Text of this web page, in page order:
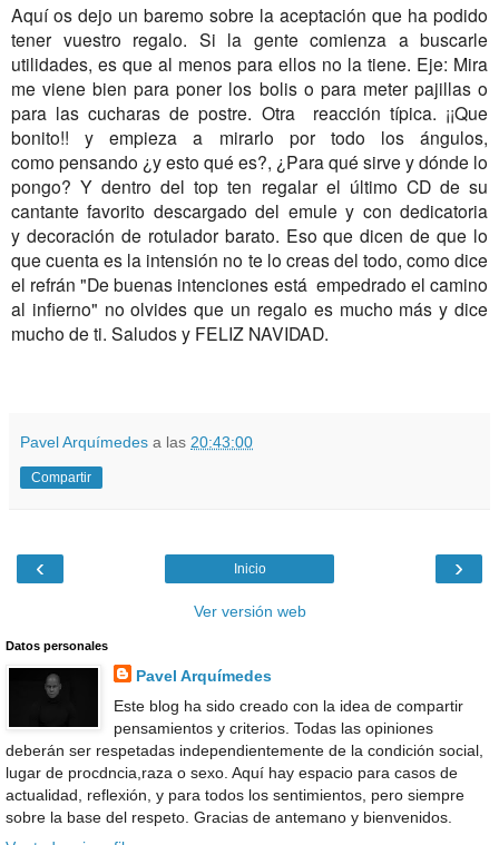
Aquí os dejo un baremo sobre la aceptación que ha podido
tener vuestro regalo. Si la gente comienza a buscarle
utilidades, es que al menos para ellos no la tiene. Eje: Mira
me viene bien para poner los bolis o para meter pajillas o
para las cucharas de postre. Otra reacción típica. ¡¡Que
bonito!! y empieza a mirarlo por todo los ángulos,
como pensando ¿y esto qué es?, ¿Para qué sirve y dónde lo
pongo? Y dentro del top ten regalar el último CD de su
cantante favorito descargado del emule y con dedicatoria
y decoración de rotulador barato. Eso que dicen de que lo
que cuenta es la intensión no te lo creas del todo, como dice
el refrán "De buenas intenciones está empedrado el camino
al infierno" no olvides que un regalo es mucho más y dice
mucho de ti. Saludos y FELIZ NAVIDAD.
Pavel Arquímedes a las 20:43:00
Compartir
‹ ›
Inicio
Ver versión web
Datos personales
Pavel Arquímedes
Este blog ha sido creado con la idea de compartir
pensamientos y criterios. Todas las opiniones
deberán ser respetadas independientemente de la condición social,
lugar de procdncia,raza o sexo. Aquí hay espacio para casos de
actualidad, reflexión, y para todos los sentimientos, pero siempre
sobre la base del respeto. Gracias de antemano y bienvenidos.